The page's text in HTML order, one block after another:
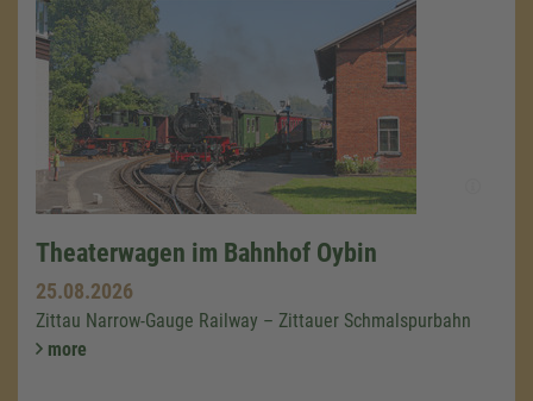
Theaterwagen im Bahnhof Oybin
25.08.2026
Zittau Narrow-Gauge Railway – Zittauer Schmalspurbahn
more